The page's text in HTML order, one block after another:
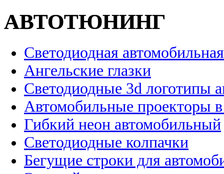
АВТОТЮНИНГ
Светодиодная
Ангельские глазки
Светодиодные 3d логотипы
Автомобильные проекторы
Гибкий неон автомобильный
Светодиодные колпачки
Бегущие строки для